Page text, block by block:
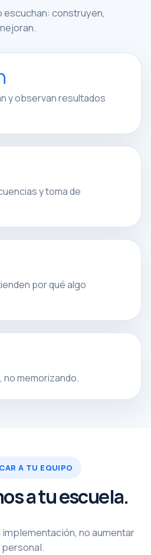
construyen,
y observan resultados
y toma de
por qué algo
memorizando.
A TU EQUIPO
a tu escuela.
no aumentar